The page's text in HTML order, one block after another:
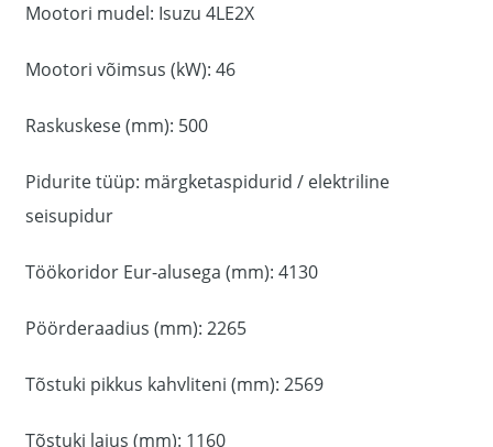
Mootori mudel: Isuzu 4LE2X
Mootori võimsus (kW): 46
Raskuskese (mm): 500
Pidurite tüüp: märgketaspidurid / elektriline
seisupidur
Töökoridor Eur-alusega (mm): 4130
Pöörderaadius (mm): 2265
Tõstuki pikkus kahvliteni (mm): 2569
Tõstuki laius (mm): 1160